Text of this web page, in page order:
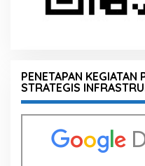
PENETAPAN
STRATEGIS